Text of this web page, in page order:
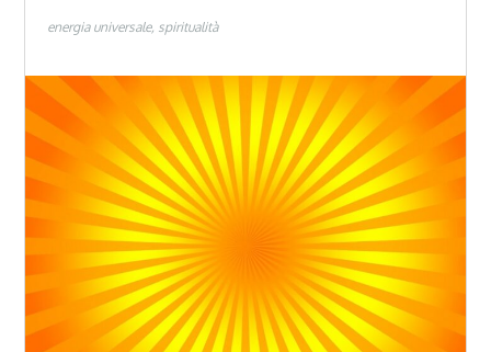
energia universale spiritualità